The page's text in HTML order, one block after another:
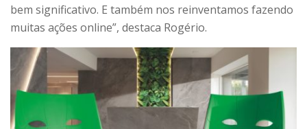
bem significativo. E também nos reinventamos fazendo
muitas ações online”, destaca Rogério.